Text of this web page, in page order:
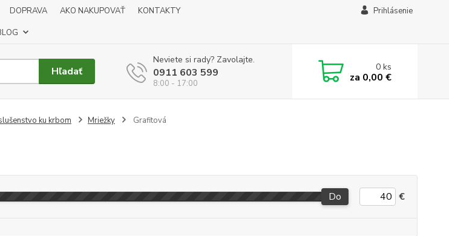
DOPRAVA AKO NAKUPOVAŤ
KONTAKTY
Prihlásenie
Hľadať
Neviete si rady? Zavolajte.
0911 603 599
8:00 - 17:00
0ks
za 0,00 €
ku krbom Mriežky Grafitová
Do €